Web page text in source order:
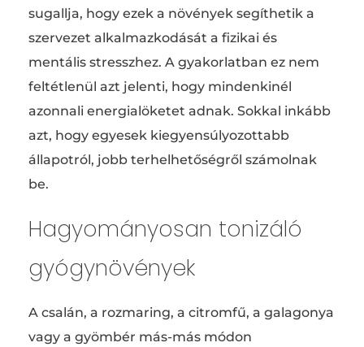
sugallja, hogy ezek a növények segíthetik a
szervezet alkalmazkodását a fizikai és
mentális stresszhez. A gyakorlatban ez nem
feltétlenül azt jelenti, hogy mindenkinél
azonnali energialöketet adnak. Sokkal inkább
azt, hogy egyesek kiegyensúlyozottabb
állapotról, jobb terhelhetőségről számolnak
be.
Hagyományosan tonizáló
gyógynövények
A csalán, a rozmaring, a citromfű, a galagonya
vagy a gyömbér más-más módon